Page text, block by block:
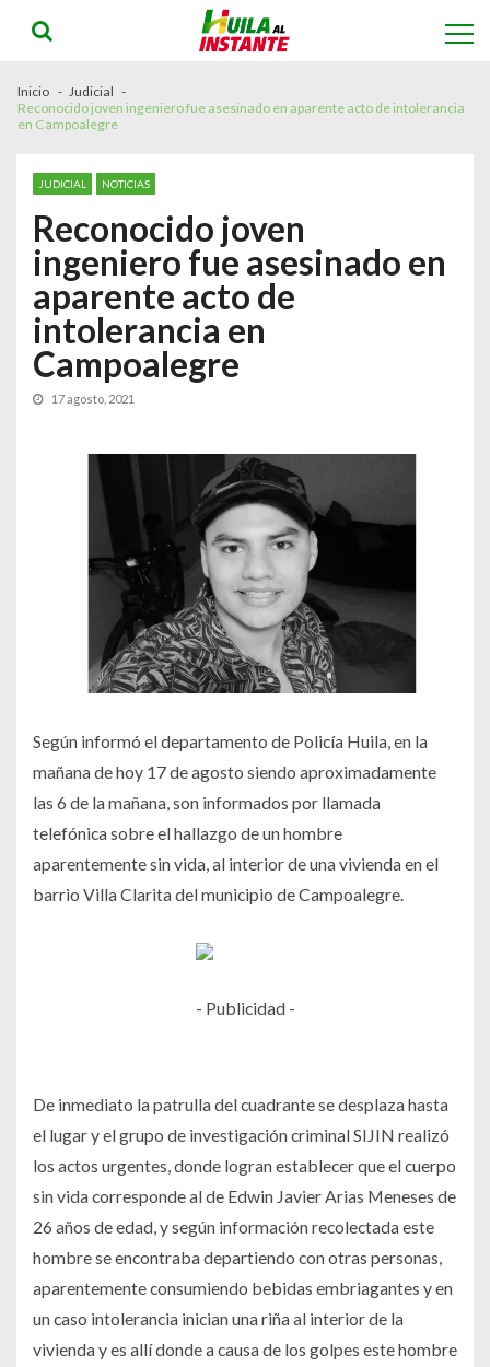
navigation
content
Inicio
Judicial
Reconocido joven ingeniero fue asesinado en aparente acto de intolerancia
en Campoalegre
JUDICIAL NOTICIAS
Reconocido joven
ingeniero fue asesinado en
aparente acto de
intolerancia en
Campoalegre
17 agosto, 2021
Según informó el departamento de Policía Huila, en la
mañana de hoy 17 de agosto siendo aproximadamente
las 6 de la mañana, son informados por llamada
telefónica sobre el hallazgo de un hombre
aparentemente sin vida, al interior de una vivienda en el
barrio Villa Clarita del municipio de Campoalegre.
- Publicidad -
De inmediato la patrulla del cuadrante se desplaza hasta
el lugar y el grupo de investigación criminal SIJIN realizó
los actos urgentes, donde logran establecer que el cuerpo
sin vida corresponde al de Edwin Javier Arias Meneses de
26 años de edad, y según información recolectada este
hombre se encontraba departiendo con otras personas,
aparentemente consumiendo bebidas embriagantes y en
un caso intolerancia inician una riña al interior de la
vivienda y es allí donde a causa de los golpes este hombre